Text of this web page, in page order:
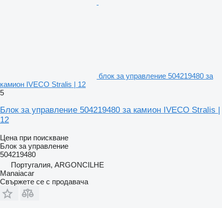
блок за управление 504219480 за
камион IVECO Stralis | 12
5
Блок за управление 504219480 за камион IVECO Stralis |
12
Цена при поискване
Блок за управление
504219480
Португалия, ARGONCILHE
Manaiacar
Свържете се с продавача